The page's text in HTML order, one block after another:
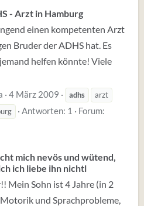
- Arzt in Hamburg
einen kompetenten Arzt
Bruder der ADHS hat. Es
helfen könnte! Viele
4 März 2009 adhs
arzt
Antworten: 1
Forum:
mich nevös und wütend,
ich liebe ihn nichtl
Mein Sohn ist 4 Jahre (in 2
und Sprachprobleme,